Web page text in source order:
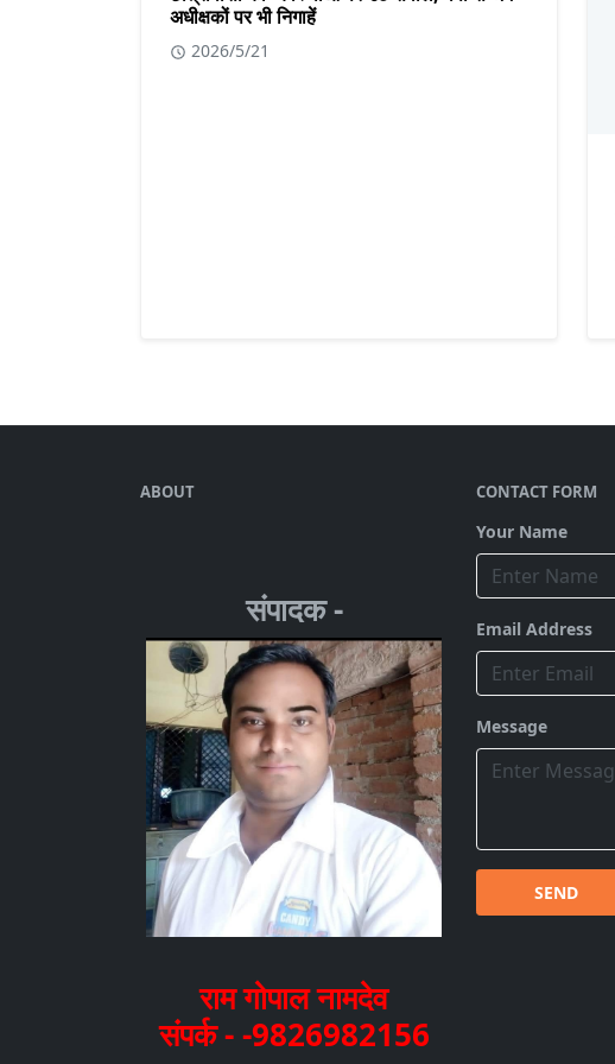
अधीक्षकों पर भी निगाहें
2026/5/21
ABOUT
संपादक -
राम गोपाल नामदेव
संपर्क - -9826982156
CONTACT FORM
Your Name
Email Address
Message
SEND